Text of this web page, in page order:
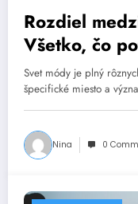
Rozdiel
Všetko, čo
Svet módy je plný
špecifické miesto a
Nina 0